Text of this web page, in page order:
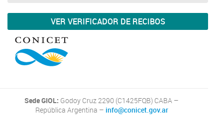
VER VERIFICADOR DE RECIBOS
Sede GIOL: Godoy Cruz 2290 (C1425FQB) CABA –
República Argentina – info@conicet.gov.ar